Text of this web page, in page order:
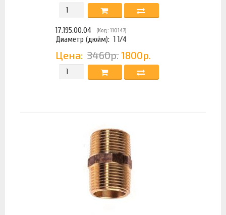
17.195.00.04 (Код: 110147)
Диаметр (дюйм): 1 1/4
Цена: 3460р. 1800р.